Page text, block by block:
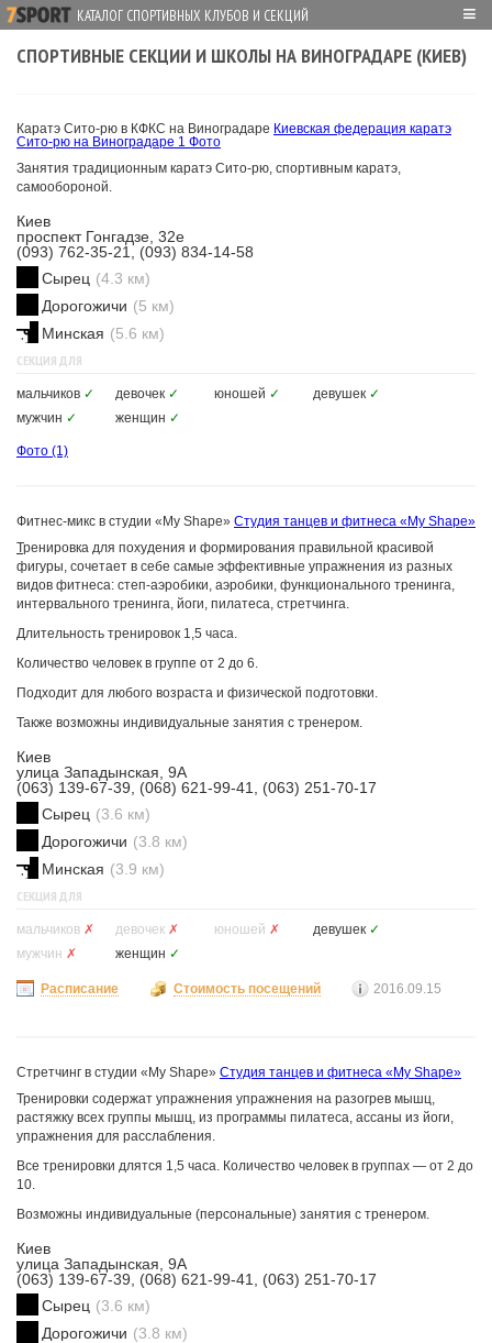
КАТАЛОГ СПОРТИВНЫХ КЛУБОВ И СЕКЦИЙ ≡
СПОРТИВНЫЕ СЕКЦИИ И ШКОЛЫ НА ВИНОГРАДАРЕ (КИЕВ)
Каратэ Сито-рю в КФКС на Виноградаре Киевская федерация каратэ
Сито-рю на Виноградаре 1 Фото
Занятия традиционным каратэ Сито-рю, спортивным каратэ,
самообороной.
Киев
проспект Гонгадзе, 32е
(093) 762-35-21, (093) 834-14-58
Сырец (4.3 км)
Дорогожичи (5 км)
Минская (5.6 км)
СЕКЦИЯ ДЛЯ
мальчиков ✓ девочек ✓ юношей ✓ девушек ✓
мужчин ✓ женщин ✓
Фото (1)
Фитнес-микс в студии «My Shape» Студия танцев и фитнеса «My Shape»
Тренировка для похудения и формирования правильной красивой
фигуры, сочетает в себе самые эффективные упражнения из разных
видов фитнеса: степ-аэробики, аэробики, функционального тренинга,
интервального тренинга, йоги, пилатеса, стретчинга.
Длительность тренировок 1,5 часа.
Количество человек в группе от 2 до 6.
Подходит для любого возраста и физической подготовки.
Также возможны индивидуальные занятия с тренером.
Киев
улица Западынская, 9А
(063) 139-67-39, (068) 621-99-41, (063) 251-70-17
Сырец (3.6 км)
Дорогожичи (3.8 км)
Минская (3.9 км)
СЕКЦИЯ ДЛЯ
мальчиков ✗ девочек ✗ юношей ✗ девушек ✓
мужчин ✗ женщин ✓
Расписание Стоимость посещений 2016.09.15
Стретчинг в студии «My Shape» Студия танцев и фитнеса «My Shape»
Тренировки содержат упражнения упражнения на разогрев мышц,
растяжку всех группы мышц, из программы пилатеса, ассаны из йоги,
упражнения для расслабления.
Все тренировки длятся 1,5 часа. Количество человек в группах — от 2 до
10.
Возможны индивидуальные (персональные) занятия с тренером.
Киев
улица Западынская, 9А
(063) 139-67-39, (068) 621-99-41, (063) 251-70-17
Сырец (3.6 км)
Дорогожичи (3.8 км)